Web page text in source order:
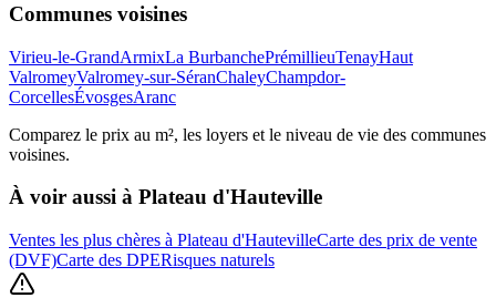
Communes voisines
Virieu-le-GrandArmixLa BurbanchePrémillieuTenayHaut
ValromeyValromey-sur-SéranChaleyChampdor-
CorcellesÉvosgesAranc
Comparez le prix au m², les loyers et le niveau de vie des communes
voisines.
À voir aussi à Plateau d'Hauteville
Ventes les plus chères à Plateau d'HautevilleCarte des prix de vente
(DVF)Carte des DPERisques naturels